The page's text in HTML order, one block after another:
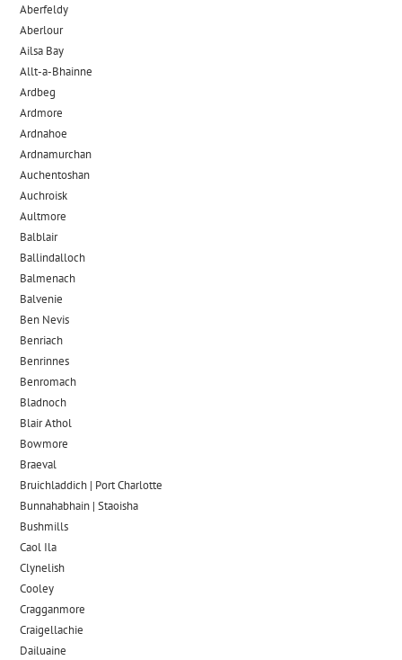
Aberfeldy
Aberlour
Ailsa Bay
Allt-a-Bhainne
Ardbeg
Ardmore
Ardnahoe
Ardnamurchan
Auchentoshan
Auchroisk
Aultmore
Balblair
Ballindalloch
Balmenach
Balvenie
Ben Nevis
Benriach
Benrinnes
Benromach
Bladnoch
Blair Athol
Bowmore
Braeval
Bruichladdich | Port Charlotte
Bunnahabhain | Staoisha
Bushmills
Caol Ila
Clynelish
Cooley
Cragganmore
Craigellachie
Dailuaine